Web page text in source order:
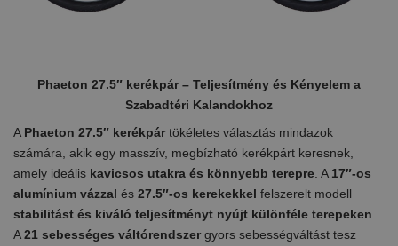
Phaeton 27.5″ kerékpár – Teljesítmény és Kényelem a
Szabadtéri Kalandokhoz
A Phaeton 27.5″ kerékpár tökéletes választás mindazok
számára, akik egy masszív, megbízható kerékpárt keresnek,
amely ideális kavicsos utakra és könnyebb terepre . A 17″-os
alumínium vázzal és 27.5″-os kerekekkel felszerelt modell
stabilitást és kiváló teljesítményt nyújt különféle terepeken
A21 sebességes váltórendszer gyors sebességváltást tesz